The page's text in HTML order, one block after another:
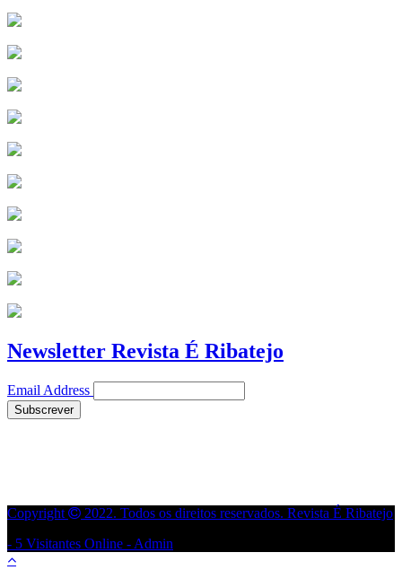
Newsletter Revista É Ribatejo
Email Address
Copyright
2022. Todos os direitos reservados. Revista É Ribatejo
- 5 Visitantes Online - Admin